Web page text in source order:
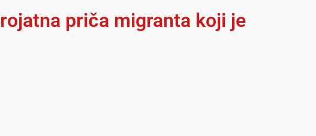
priča migranta koji je